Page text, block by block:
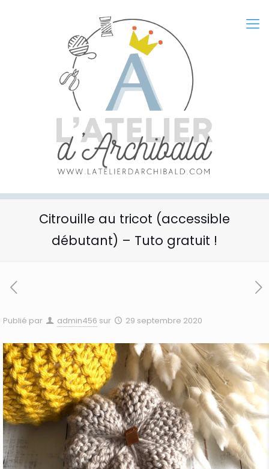
Citrouille au tricot (accessible
débutant) – Tuto gratuit !
Publié par admin456 sur 29 septembre 2020